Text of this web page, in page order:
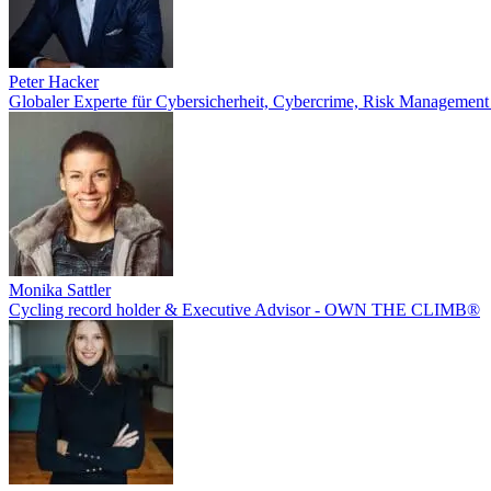
Peter Hacker
Globaler Experte für Cybersicherheit, Cybercrime, Risk
Monika Sattler
Cycling record holder & Executive Advisor - OWN THE CLIMB®